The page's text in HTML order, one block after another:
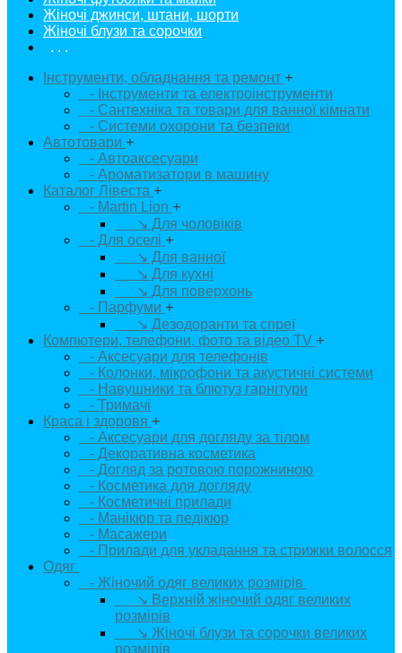
Жіночі джинси, штани, шорти
Жіночі блузи та сорочки
. . .
Інструменти, обладнання та ремонт +
- Інструменти та електроінструменти
- Сантехніка та товари для ванної кімнати
- Системи охорони та безпеки
Автотовари +
- Автоаксесуари
- Ароматизатори в машину
Каталог Лівеста +
- Martin Lion +
↘ Для чоловіків
- Для оселі +
↘ Для ванної
↘ Для кухні
↘ Для поверхонь
- Парфуми +
↘ Дезодоранти та спреї
Компютери, телефони, фото та відео TV +
- Аксесуари для телефонів
- Колонки, мікрофони та акустичні системи
- Навушники та блютуз гарнітури
- Тримачі
Краса і здоровя +
- Аксесуари для догляду за тілом
- Декоративна косметика
- Догляд за ротовою порожниною
- Косметика для догляду
- Косметичні прилади
- Манікюр та педікюр
- Масажери
- Прилади для укладання та стрижки волосся
Одяг
- Жіночий одяг великих розмірів
↘ Верхній жіночий одяг великих
розмірів
↘ Жіночі блузи та сорочки великих
розмірів